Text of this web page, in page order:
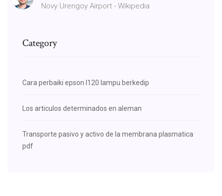
Novy Urengoy Airport - Wikipedia
Category
Cara perbaiki epson l120 lampu berkedip
Los articulos determinados en aleman
Transporte pasivo y activo de la membrana plasmatica
pdf